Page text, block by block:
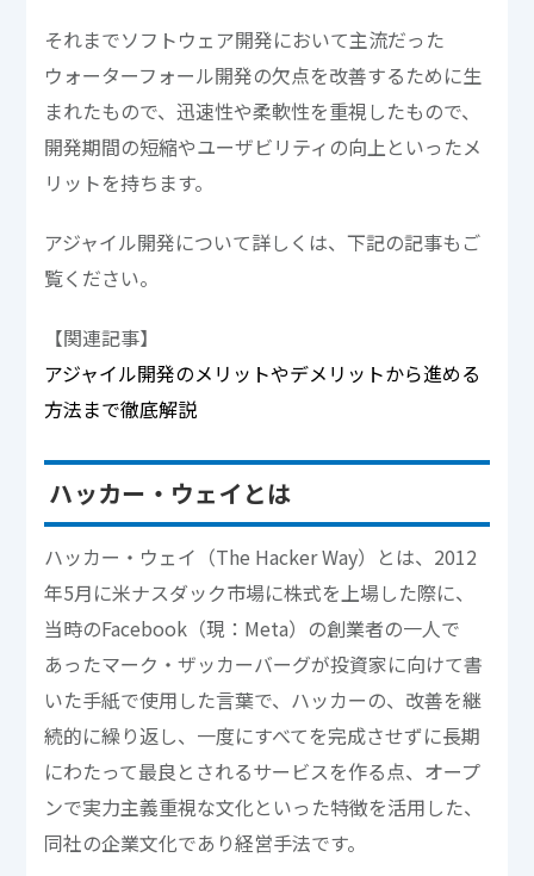
それまでソフトウェア開発において主流だった
ウォーターフォール開発の欠点を改善するために生
まれたもので、迅速性や柔軟性を重視したもので、
開発期間の短縮やユーザビリティの向上といったメ
リットを持ちます。
アジャイル開発について詳しくは、下記の記事もご
覧ください。
【関連記事】
アジャイル開発のメリットやデメリットから進める
方法まで徹底解説
ハッカー・ウェイとは
ハッカー・ウェイ（The Hacker Way）とは、2012
年5月に米ナスダック市場に株式を上場した際に、
当時のFacebook（現：Meta）の創業者の一人で
あったマーク・ザッカーバーグが投資家に向けて書
いた手紙で使用した言葉で、ハッカーの、改善を継
続的に繰り返し、一度にすべてを完成させずに長期
にわたって最良とされるサービスを作る点、オープ
ンで実力主義重視な文化といった特徴を活用した、
同社の企業文化であり経営手法です。